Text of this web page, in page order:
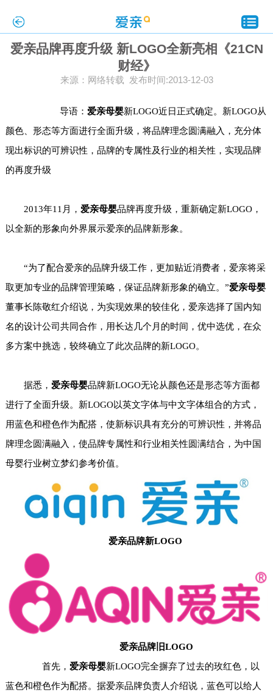
爱亲品牌再度升级 新LOGO全新亮相《21CN
财经》
来源：网络转载 发布时间:2013-12-03
导语： 爱亲母婴新LOGO近日正式确定。新LOGO从
颜色、形态等方面进行全面升级，将品牌理念圆满融入，充分体
现出标识的可辨识性，品牌的专属性及行业的相关性，实现品牌
的再度升级
2013年11月， 爱亲母婴品牌再度升级，重新确定新LOGO，
以全新的形象向外界展示爱亲的品牌新形象。
“为了配合爱亲的品牌升级工作，更加贴近消费者， 爱亲将采
取更加专业的品牌管理策略，保证品牌新形象的确立。”爱亲母婴
董事长陈敬红介绍说， 为实现效果的较佳化，爱亲选择了国内知
名的设计公司共同合作，用长达几个月的时间，优中选优，在众
多方案中挑选，较终确立了此次品牌的新LOGO。
据悉， 爱亲母婴品牌新LOGO无论从颜色还是形态等方面都
进行了全面升级。新LOGO以英文字体与中文字体组合的方式，
用蓝色和橙色作为配搭，使新标识具有充分的可辨识性，并将品
牌理念圆满融入，使品牌专属性和行业相关性圆满结合，为中国
母婴行业树立梦幻参考价值。
爱亲品牌新LOGO
爱亲品牌旧LOGO
首先， 爱亲母婴新LOGO完全摒弃了过去的玫红色， 以
蓝色和橙色作为配搭。据爱亲品牌负责人介绍说，蓝色可以给人